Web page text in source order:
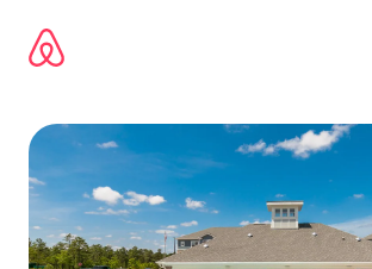
directement